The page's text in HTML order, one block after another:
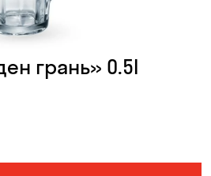
грань» 0.5l